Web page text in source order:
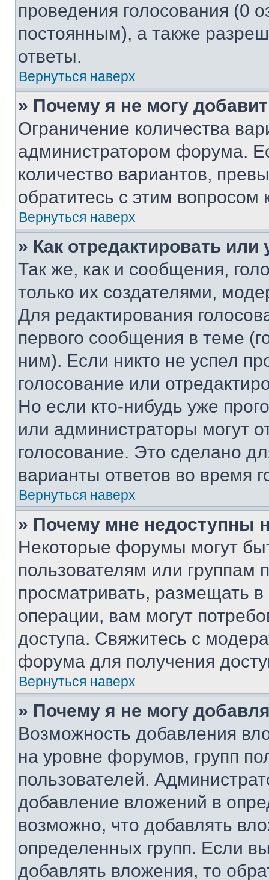
проведения голосования (0
постоянным), а также
ответы.
Вернуться наверх
» Почему я не могу
Ограничение количества
администратором форума.
количество вариантов,
обратитесь с этим вопросом
Вернуться наверх
» Как отредактировать
Так же, как и сообщения,
только их создателями,
Для редактирования
первого сообщения в теме
ним). Если никто не успел
голосование или
Но если кто-нибудь уже
или администраторы могут
голосование. Это сделано
варианты ответов во время
Вернуться наверх
» Почему мне недоступны
Некоторые форумы могут
пользователям или группам
просматривать, размещать
операции, вам могут
доступа. Свяжитесь с
форума для получения
Вернуться наверх
» Почему я не могу
Возможность добавления
на уровне форумов, групп
пользователей.
добавление вложений в
возможно, что добавлять
определенных групп. Если
добавлять вложения, то